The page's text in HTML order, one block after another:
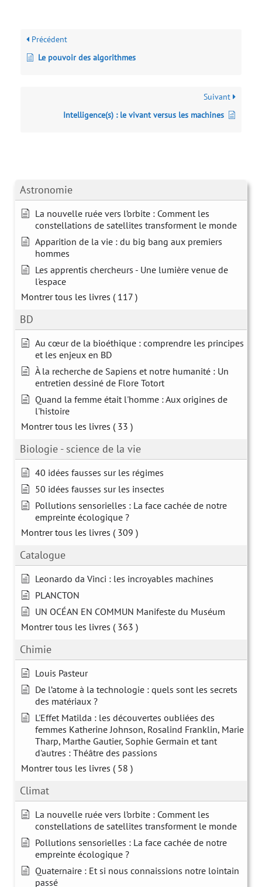
Astronomie
La nouvelle ruée vers l’orbite : Comment les
constellations de satellites transforment le monde
Apparition de la vie : du big bang aux premiers
hommes
Les apprentis chercheurs - Une lumière venue de
l'espace
Montrer tous les livres ( 117 )
BD
Au cœur de la bioéthique : comprendre les principes
et les enjeux en BD
À la recherche de Sapiens et notre humanité : Un
entretien dessiné de Flore Totort
Quand la femme était l'homme : Aux origines de
l'histoire
Montrer tous les livres ( 33 )
Biologie - science de la vie
40 idées fausses sur les régimes
50 idées fausses sur les insectes
Pollutions sensorielles : La face cachée de notre
empreinte écologique ?
Montrer tous les livres ( 309 )
Catalogue
Leonardo da Vinci : les incroyables machines
PLANCTON
UN OCÉAN EN COMMUN Manifeste du Muséum
Montrer tous les livres ( 363 )
Chimie
Louis Pasteur
De l’atome à la technologie : quels sont les secrets
des matériaux ?
L'Effet Matilda : les découvertes oubliées des
femmes Katherine Johnson, Rosalind Franklin, Marie
Tharp, Marthe Gautier, Sophie Germain et tant
d'autres : Théâtre des passions
Montrer tous les livres ( 58 )
Climat
La nouvelle ruée vers l’orbite : Comment les
constellations de satellites transforment le monde
Pollutions sensorielles : La face cachée de notre
empreinte écologique ?
Quaternaire : Et si nous connaissions notre lointain
passé
Précédent
Le pouvoir des algorithmes
Suivant
Intelligence(s) : le vivant versus les machines